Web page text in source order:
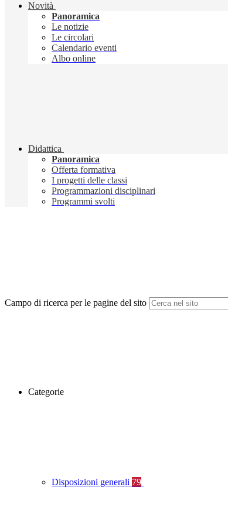
Novità
Panoramica
Le notizie
Le circolari
Calendario eventi
Albo online
Didattica
Panoramica
Offerta formativa
I progetti delle classi
Programmazioni disciplinari
Programmi svolti
Campo di ricerca per le pagine del sito
Categorie
Disposizioni generali 79